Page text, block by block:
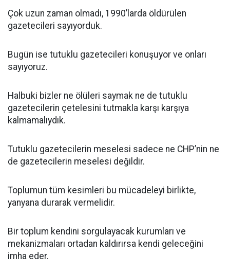
Çok uzun zaman olmadı, 1990’larda öldürülen
gazetecileri sayıyorduk.
Bugün ise tutuklu gazetecileri konuşuyor ve onları
sayıyoruz.
Halbuki bizler ne ölüleri saymak ne de tutuklu
gazetecilerin çetelesini tutmakla karşı karşıya
kalmamalıydık.
Tutuklu gazetecilerin meselesi sadece ne CHP’nin ne
de gazetecilerin meselesi değildir.
Toplumun tüm kesimleri bu mücadeleyi birlikte,
yanyana durarak vermelidir.
Bir toplum kendini sorgulayacak kurumları ve
mekanizmaları ortadan kaldırırsa kendi geleceğini
imha eder.